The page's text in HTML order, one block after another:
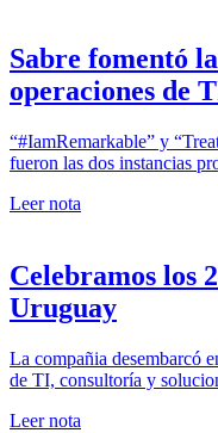
Sabre fomentó
operaciones de
“#IamRemarkable” y
fueron las dos instancias
Leer nota
Celebramos los
Uruguay
La compañia desembarcó
de TI, consultoría y
Leer nota